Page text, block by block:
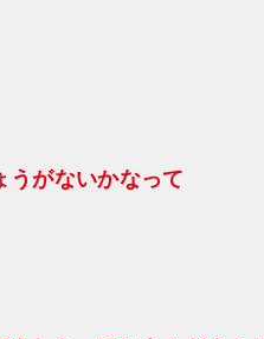
うがないかなって